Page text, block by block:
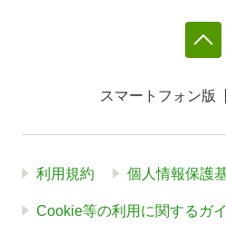
スマートフォン版
利用規約 個人情報保護
Cookie等の利用に関するガ